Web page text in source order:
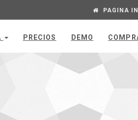
PAGINA
PRECIOS DEMO